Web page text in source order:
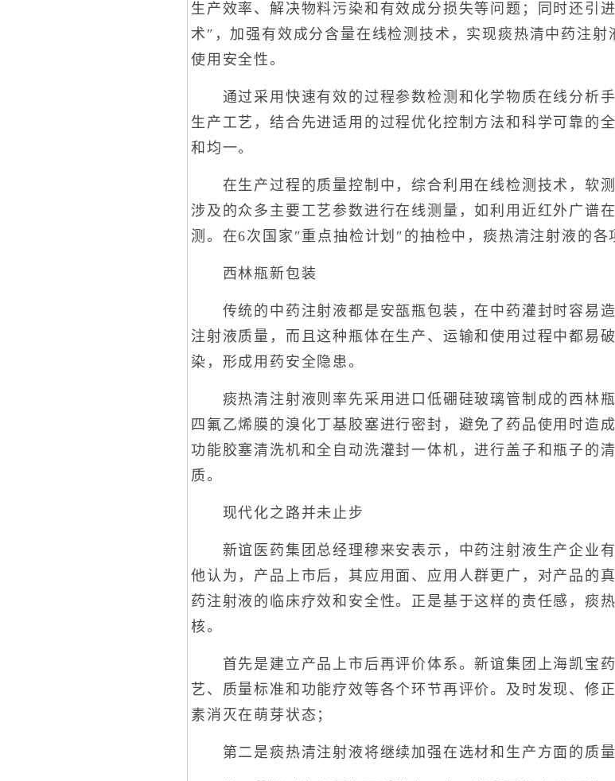
生产效率、解决物料污染和有效成分损失等问题；同时还引
术″，加强有效成分含量在线检测技术，实现痰热清中药注
使用安全性。
通过采用快速有效的过程参数检测和化学物质在线分析
生产工艺，结合先进适用的过程优化控制方法和科学可靠的
和均一。
在生产过程的质量控制中，综合利用在线检测技术，软
涉及的众多主要工艺参数进行在线测量，如利用近红外广谱
测。在6次国家″重点抽检计划″的抽检中，痰热清注射液的各
西林瓶新包装
传统的中药注射液都是安瓿瓶包装，在中药灌封时容易
注射液质量，而且这种瓶体在生产、运输和使用过程中都易
染，形成用药安全隐患。
痰热清注射液则率先采用进口低硼硅玻璃管制成的西林
四氟乙烯膜的溴化丁基胶塞进行密封，避免了药品使用时造
功能胶塞清洗机和全自动洗灌封一体机，进行盖子和瓶子的
质。
现代化之路并未止步
新谊医药集团总经理穆来安表示，中药注射液生产企业
他认为，产品上市后，其应用面、应用人群更广，对产品的
药注射液的临床疗效和安全性。正是基于这样的责任感，痰
核。
首先是建立产品上市后再评价体系。新谊集团上海凯宝
艺、质量标准和功能疗效等各个环节再评价。及时发现、修
素消灭在萌芽状态；
第二是痰热清注射液将继续加强在选材和生产方面的质量